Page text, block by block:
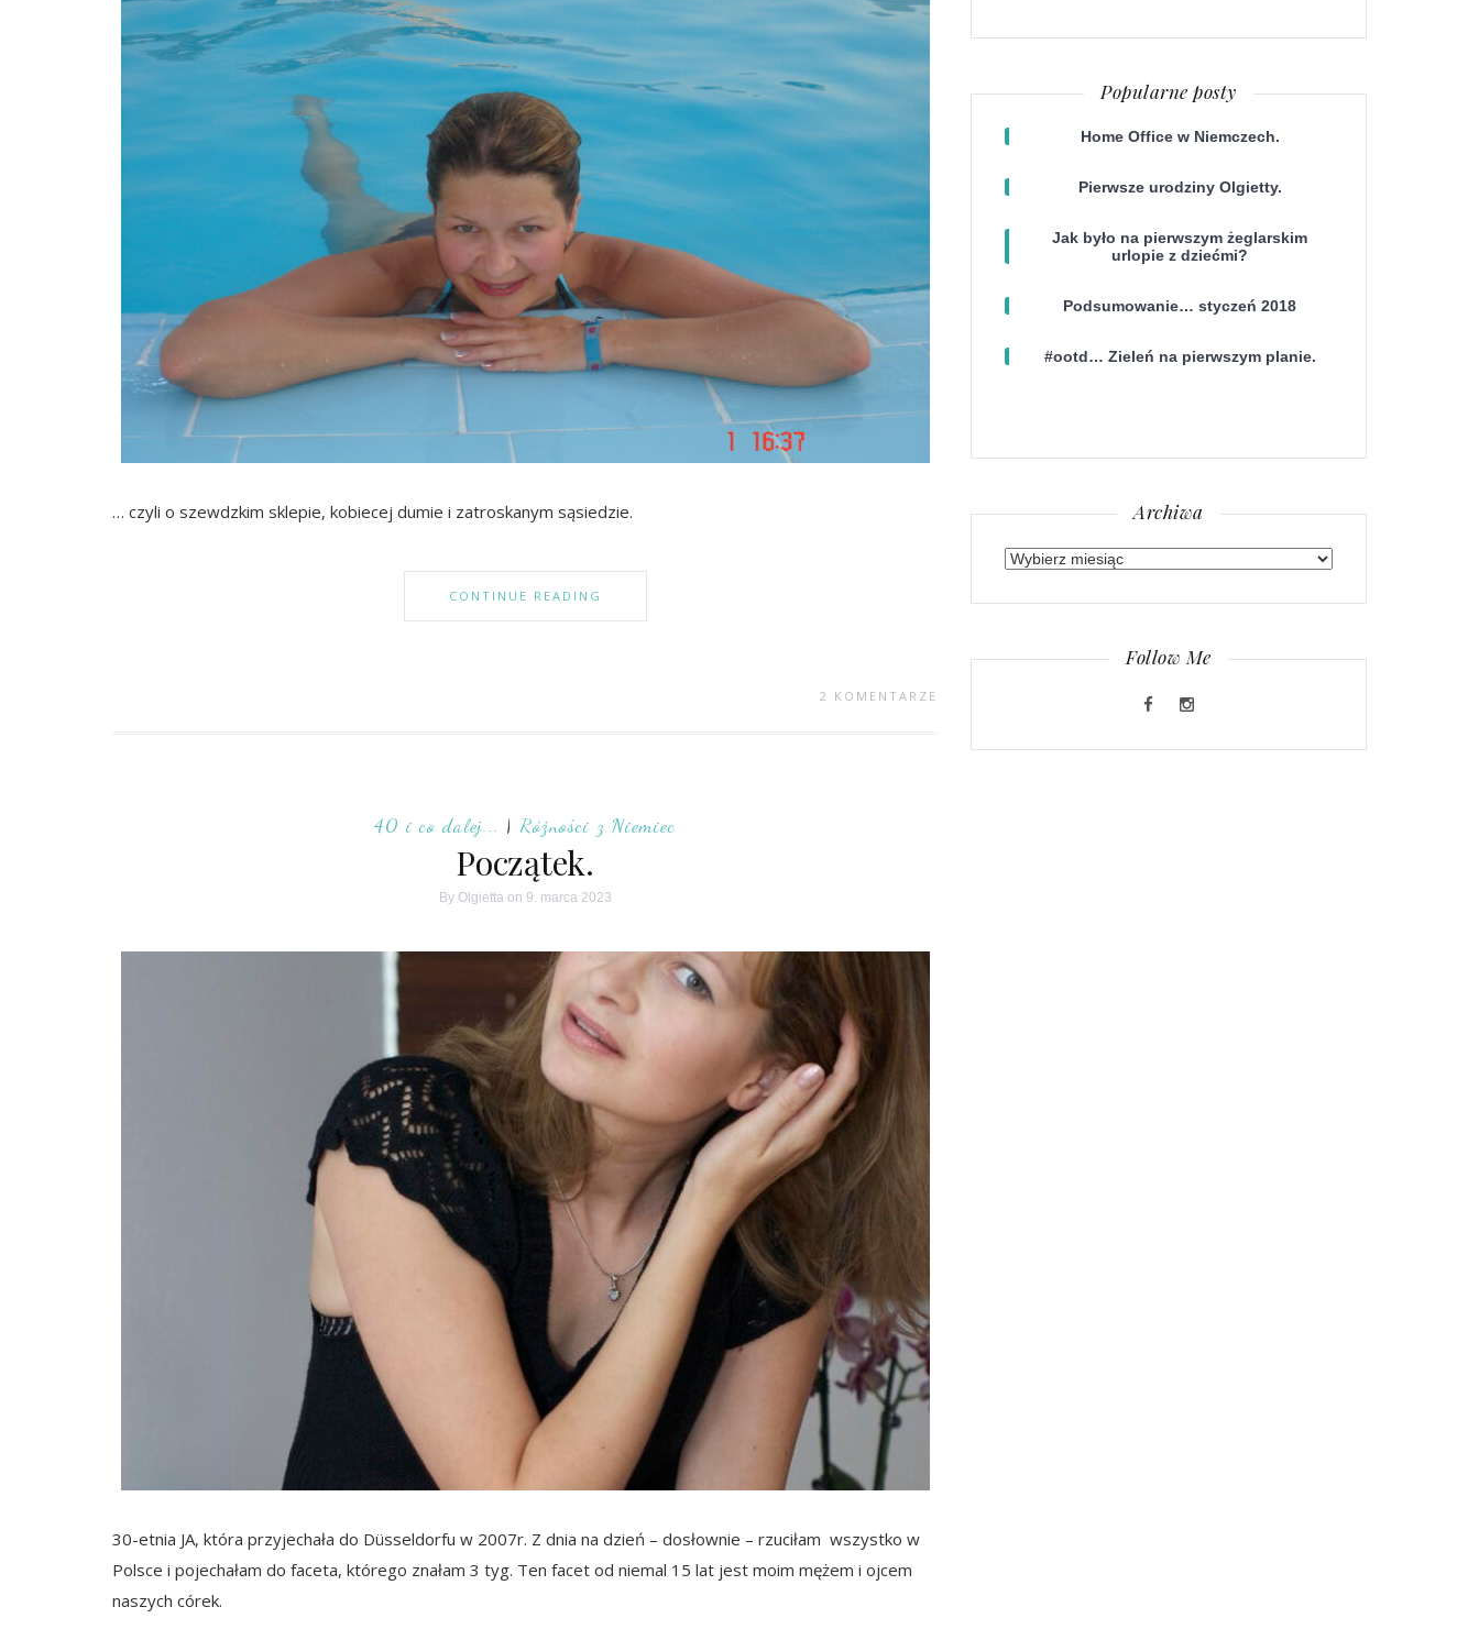
… czyli o szewdzkim sklepie, kobiecej dumie i zatroskanym sąsiedzie.
CONTINUE READING
2 KOMENTARZE
40 i co dalej... | Różności z Niemiec
Początek.
By Olgiettaon 9. marca 2023
30-etnia JA, która przyjechała do Düsseldorfu w 2007r. Z dnia na dzień – dosłownie – rzuciłam wszystko w
Polsce i pojechałam do faceta, którego znałam 3 tyg. Ten facet od niemal 15 lat jest moim mężem i ojcem
naszych córek.
Popularne posty
Home Office w Niemczech.
Pierwsze urodziny Olgietty.
Jak było na pierwszym żeglarskim
urlopie z dziećmi?
Podsumowanie… styczeń 2018
#ootd… Zieleń na pierwszym planie.
Archiwa
Archiwa
Follow Me